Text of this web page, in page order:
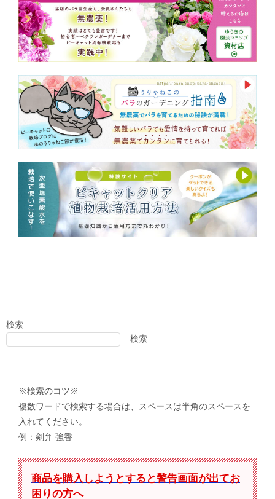
検索
検索
※検索のコツ※
複数ワードで検索する場合は、スペースは半角のスペースを
入れてください。
例：剣弁 強香
商品を購入しようとすると警告画面が出てお
困りの方へ